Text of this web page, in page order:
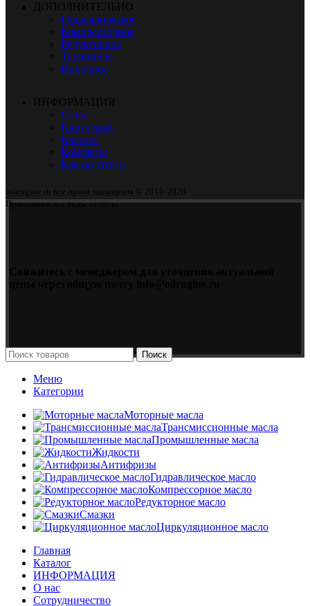
ДОПОЛНИТЕЛЬНО
Гидравлическое
Компрессорное
Редукторное
Турбинное
Вилочное
ИНФОРМАЦИЯ
О нас
Партнерам
Каталог
Контакты
Как оплатить
oilengine.ru все права защищены © 2016-2026
Принимаем все виды оплаты.
Поиск
Меню
Категории
Моторные масла
Трансмиссионные масла
Промышленные масла
Жидкости
Антифризы
Гидравлическое масло
Компрессорное масло
Редукторное масло
Смазки
Циркуляционное масло
Главная
Каталог
ИНФОРМАЦИЯ
О нас
Сотрудничество